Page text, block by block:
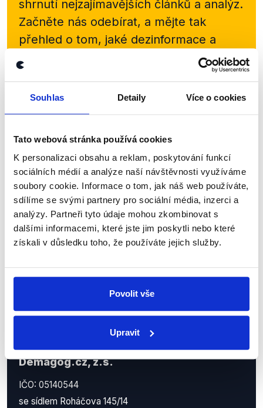
Souhlas Detaily Více o cookies
Tato webová stránka používá cookies
K personalizaci obsahu a reklam, poskytování funkcí
sociálních médií a analýze naší návštěvnosti využíváme
soubory cookie. Informace o tom, jak náš web používáte,
sdílíme se svými partnery pro sociální média, inzerci a
analýzy. Partneři tyto údaje mohou zkombinovat s
dalšími informacemi, které jste jim poskytli nebo které
získali v důsledku toho, že používáte jejich služby.
Povolit vše
Upravit
shrnutí nejzajímavějších článků a analýz.
Začněte nás odebírat, a mějte tak
přehled o tom, jaké dezinformace a
nepravdy se zrovna v Česku šíří.
Sociální sítě
Nenechte si ujít nejnovější události
z Demagog.cz. Sdílením našich
příspěvků přátelům podpoříte naši
práci.
Demagog.cz, z.s.
IČO: 05140544
se sídlem Roháčova 145/14